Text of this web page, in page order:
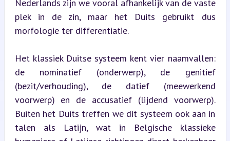
Nederlands zijn we vooral afhankelijk van de vaste
plek in de zin, maar het Duits gebruikt dus
morfologie ter differentiatie.
Het klassiek Duitse systeem kent vier naamvallen:
de nominatief (onderwerp), de genitief
(bezit/verhouding), de datief (meewerkend
voorwerp) en de accusatief (lijdend voorwerp).
Buiten het Duits treffen we dit systeem ook aan in
talen als Latijn, wat in Belgische klassieke